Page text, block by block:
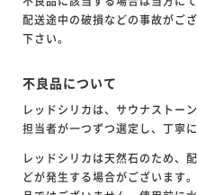
配送途中の破損などの事故がご
下さい。
不良品について
レッドシリカは、サウナストー
担当者が一つずつ選定し、丁寧
レッドシリカは天然石のため、
どが発生する場合がございます